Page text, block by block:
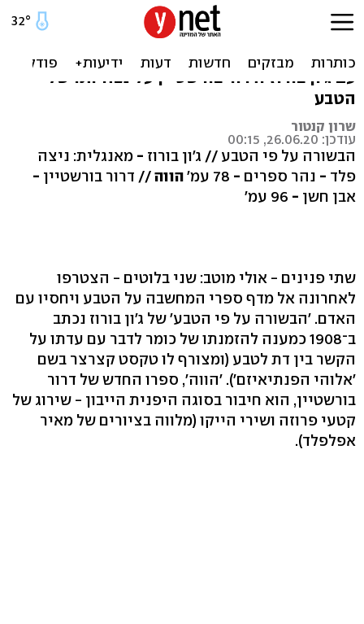
הטבע מתעורר
אל מול שטף האקטואליה הגסה, ראוי להתענג
עם ג'ון בורוז ודרור בורשטיין על נצחיותו של
הטבע
שרון קנטור
עודכן: 26.06.20, 00:15
הבשורה על פי הטבע // ג'ון בורוז - מאנגלית: ניצה
פלד - נהר ספרים - הווה// דרור בורשטיין -
אבן חשן -
שתי פנינים - אולי מוטב: שני בלוטים - הצטרפו
לאחרונה אל מדף ספרי המחשבה על הטבע ויחסיו עם
האדם. 'הבשורה על פי הטבע' של ג'ון בורוז נכתב
ב־1908 כמענה להזמנתו של כומר לדבר עם עדתו על
הקשר בין דת לטבע (ומצורף לו טקסט קצרצר בשם
'אלוהי הפנתיאיזם'). 'הווה', ספרו החדש של דרור
בורשטיין, הוא חיבור בסוגה היפנית הייבון - שירוג של
קטעי פרוזה ושירי הייקו (מלווה בציורים של מאיר
אפלפלד).